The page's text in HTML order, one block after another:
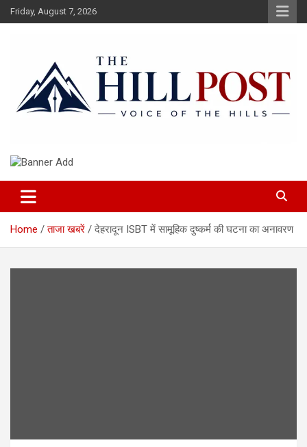
Skip
to
Friday, August 7, 2026
The Hillpost
Home ताजा खबरें देहरादून ISBT में सामूहिक दुष्कर्म की घटना का अनावरण